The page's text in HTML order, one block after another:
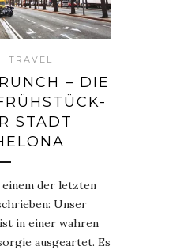
TRAVEL
– DIE
STADT
der letzten
Unser
in einer wahren
ausgeartet. Es